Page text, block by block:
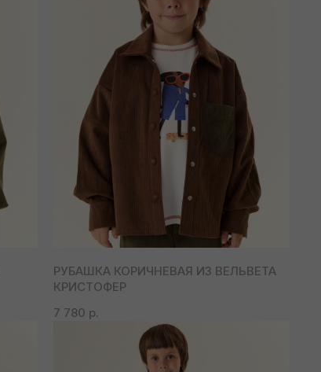
РУБАШКА КОРИЧНЕВАЯ ИЗ ВЕЛЬВЕТА
КРИСТОФЕР
7 780 р.